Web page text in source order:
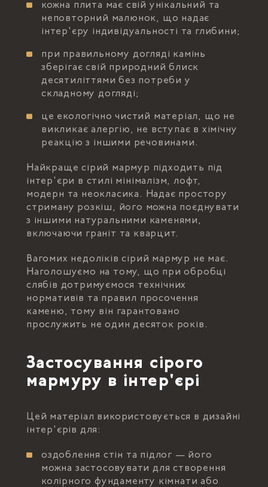
кожна плита має свій унікальний та
неповторний малюнок, що надає
інтер'єру індивідуальності та глибини;
при правильному догляді камінь
зберігає свій природний блиск
десятиліттями без потреби у
складному догляді;
це екологічно чистий матеріал, що не
викликає алергію, не вступає в хімічну
реакцію з іншими речовинами.
Найкраще сірий мармур підходить під
інтер'єри в стилі мінімалізм, лофт,
модерн та неокласика. Надає простору
стриману розкіш, його можна поєднувати
з іншими натуральними каменями,
включаючи граніт та кварцит.
Вагомих недоліків сірий мармур не має.
Наголошуємо на тому, що при обробці
слябів дотримуємося технічних
нормативів та правил просочення
каменю, тому він гарантовано
прослужить не один десяток років.
Застосування сірого
мармуру в інтер'єрі
Цей матеріал використовується в дизайні
інтер'єрів для:
оздоблення стін та підлог — його
можна застосовувати для створення
колірного фундаменту кімнати або